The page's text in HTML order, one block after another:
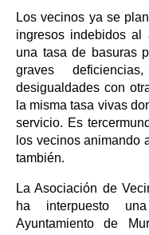
Los vecinos ya se
ingresos indebidos al
una tasa de basuras
graves
desigualdades con
la misma tasa vivas
servicio. Es
los vecinos animando
también.
La Asociación de
ha interpuesto
Ayuntamiento de